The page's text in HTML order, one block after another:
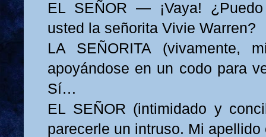
EL SEÑOR — ¡Vaya!
usted la señorita Vivie Warren?
LA SEÑORITA (vivamente,
apoyándose en un codo para
Sí…
EL SEÑOR (intimidado y
parecerle un intruso. Mi